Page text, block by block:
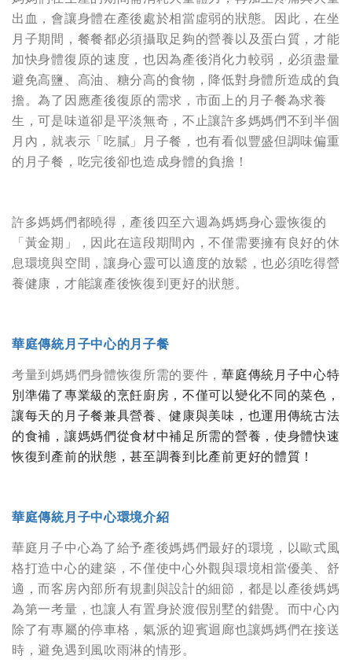
出血，會讓身體在產後處於相當虛弱的狀態。因此，在坐
月子期間，餐餐都必須攝取足夠的營養以及蛋白質，才能
加快身體復原的速度，也因為產後消化力較弱，必須盡量
避免高鹽、高油、糖分高的食物，降低對身體所造成的負
擔。為了因應產後復原的需求，市面上的月子餐為求養
生，可是味道卻是平淡無奇，不止讓許多媽媽們不到半個
月內，就表示「吃膩」月子餐，也有看似豐盛但調味偏重
的月子餐，吃完後卻也造成身體的負擔！
許多媽媽們都曉得，產後四至六週為媽媽身心靈恢復的
「黃金期」，因此在這段期間內，不僅需要擁有良好的休
息環境與空間，讓身心靈可以適度的放鬆，也必須吃得營
養健康，才能讓產後恢復到更好的狀態。
華庭傳統月子中心的月子餐
考量到媽媽們身體恢復所需的要件，華庭傳統月子中心特
別準備了專業級的烹飪廚房，不僅可以變化不同的菜色，
讓每天的月子餐兼具營養、健康與美味，也運用傳統古法
的食補，讓媽媽們從食材中補足所需的營養，使身體快速
恢復到產前的狀態，甚至調養到比產前更好的體質！
華庭傳統月子中心環境介紹
華庭月子中心為了給予產後媽媽們最好的環境，以歐式風
格打造中心的建築，不僅使中心外觀與環境相當優美、舒
適，而客房內部所有規劃與設計的細節，都是以產後媽媽
為第一考量，也讓人有置身於渡假別墅的錯覺。而中心內
除了有專屬的停車格，氣派的迎賓迴廊也讓媽媽們在接送
時，避免遇到風吹雨淋的情形。